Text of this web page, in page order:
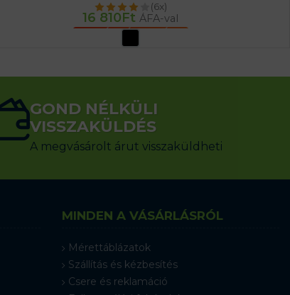
(6x)
16 810Ft ÁFA-val
OPCIÓK VÁLASZTÁSA
GOND NÉLKÜLI
VISSZAKÜLDÉS
A megvásárolt árut visszaküldheti
MINDEN A VÁSÁRLÁSRÓL
Mérettáblázatok
Szállítás és kézbesítés
Csere és reklamáció